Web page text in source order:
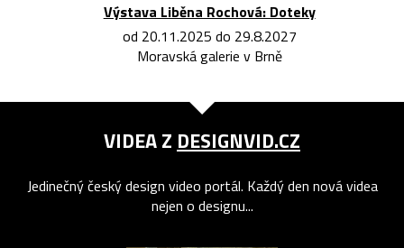
Výstava Liběna Rochová: Doteky
od 20.11.2025 do 29.8.2027
Moravská galerie v Brně
VIDEA Z DESIGNVID.CZ
Jedinečný český design video portál. Každý den nová videa
nejen o designu...